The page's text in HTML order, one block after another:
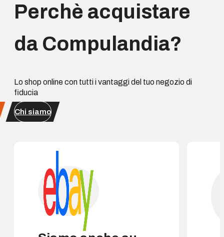
Perchè acquistare
da Compulandia?
Lo shop online con tutti i vantaggi del tuo negozio di
fiducia
Chi siamo